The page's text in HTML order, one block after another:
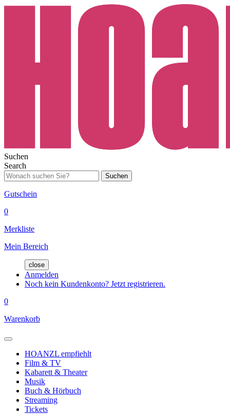
Suchen
Search
Suchen
Gutschein
0
Merkliste
Mein Bereich
close
Anmelden
Noch kein Kundenkonto? Jetzt registrieren.
0
Warenkorb
HOANZL empfiehlt
Film & TV
Kabarett & Theater
Musik
Buch & Hörbuch
Streaming
Tickets